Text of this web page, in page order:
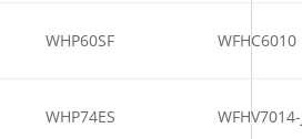
WHP60SF WFHC6010
WHP74ES